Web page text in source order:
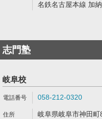
名鉄名古屋本線 加
志門塾
岐阜校
058-212-0320
岐阜県岐阜市神田